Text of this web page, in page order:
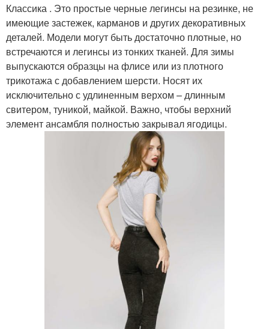
Классика . Это простые черные легинсы на резинке, не
имеющие застежек, карманов и других декоративных
деталей. Модели могут быть достаточно плотные, но
встречаются и легинсы из тонких тканей. Для зимы
выпускаются образцы на флисе или из плотного
трикотажа с добавлением шерсти. Носят их
исключительно с удлиненным верхом – длинным
свитером, туникой, майкой. Важно, чтобы верхний
элемент ансамбля полностью закрывал ягодицы.